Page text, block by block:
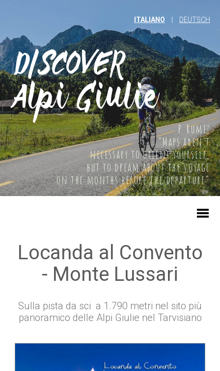
P. Rumiz
“Maps aren't
necessary to orient yourself,
but to dream about the voyage
on the months before the departure”
ITALIANO DEUTSCH
Locanda al Convento
- Monte Lussari
Sulla pista da sci a 1.790 metri nel sito più
panoramico delle Alpi Giulie nel Tarvisiano